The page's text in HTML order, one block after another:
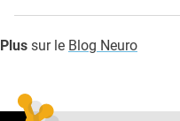
Plus sur le Blog Neuro